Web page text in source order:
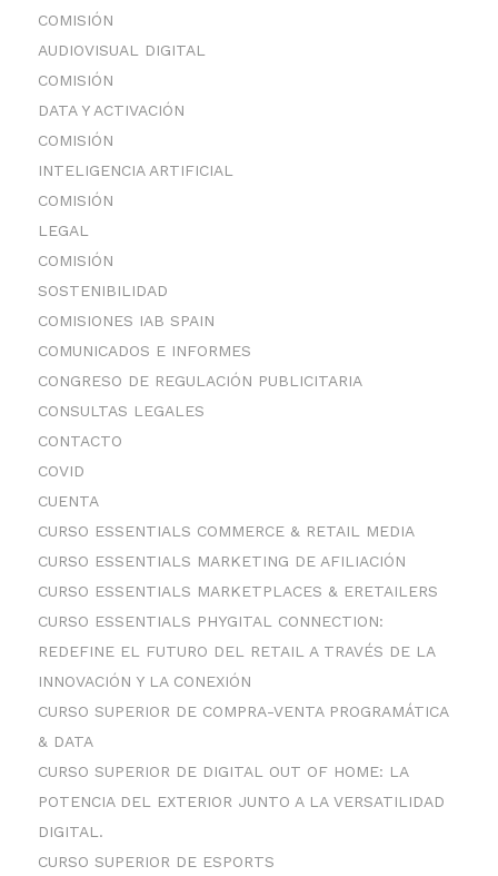
COMISIÓN
AUDIOVISUAL DIGITAL
COMISIÓN
DATA Y ACTIVACIÓN
COMISIÓN
INTELIGENCIA ARTIFICIAL
COMISIÓN
LEGAL
COMISIÓN
SOSTENIBILIDAD
COMISIONES IAB SPAIN
COMUNICADOS E INFORMES
CONGRESO DE REGULACIÓN PUBLICITARIA
CONSULTAS LEGALES
CONTACTO
COVID
CUENTA
CURSO ESSENTIALS COMMERCE & RETAIL MEDIA
CURSO ESSENTIALS MARKETING DE AFILIACIÓN
CURSO ESSENTIALS MARKETPLACES & ERETAILERS
CURSO ESSENTIALS PHYGITAL CONNECTION:
REDEFINE EL FUTURO DEL RETAIL A TRAVÉS DE LA
INNOVACIÓN Y LA CONEXIÓN
CURSO SUPERIOR DE COMPRA-VENTA PROGRAMÁTICA
& DATA
CURSO SUPERIOR DE DIGITAL OUT OF HOME: LA
POTENCIA DEL EXTERIOR JUNTO A LA VERSATILIDAD
DIGITAL.
CURSO SUPERIOR DE ESPORTS